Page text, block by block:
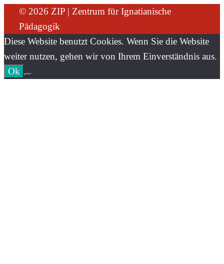
© 2026 ZIP | Zentrum für Ignatianische
Pädagogik
Diese Website benutzt Cookies. Wenn Sie die Website
weiter nutzen, gehen wir von Ihrem Einverständnis aus.
Ok